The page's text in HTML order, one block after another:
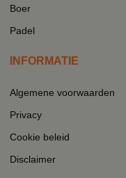
Boer
Padel
INFORMATIE
Algemene voorwaarden
Privacy
Cookie beleid
Disclaimer